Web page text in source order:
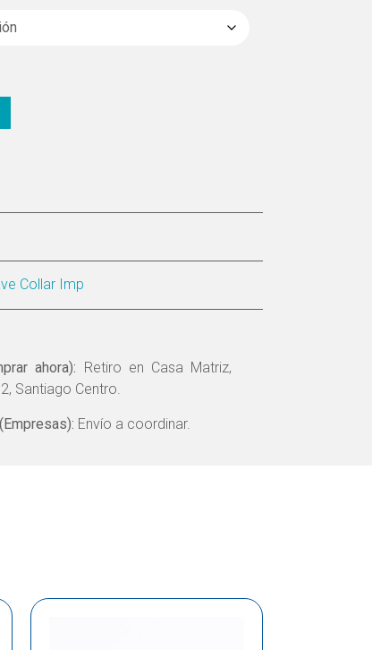
Collar Imp
ahora): Retiro en Casa Matriz,
Santiago Centro.
Envío a coordinar.